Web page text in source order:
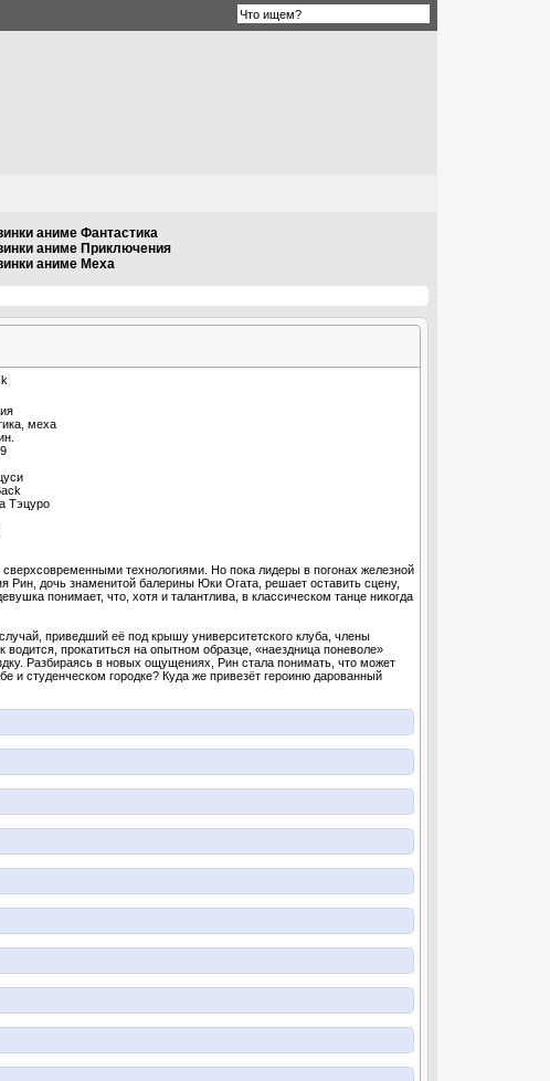
аниме Фантастика
аниме Приключения
аниме Меха
меха
Тэцуро
технологиями. Но пока лидеры в погонах железной
дочь знаменитой балерины Юки Огата, решает оставить сцену,
понимает, что, хотя и талантлива, в классическом танце никогда
приведший её под крышу университетского клуба, члены
прокатиться на опытном образце, «наездница поневоле»
Разбираясь в новых ощущениях, Рин стала понимать, что может
и студенческом городке? Куда же привезёт героиню дарованный